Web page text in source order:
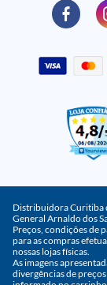
Distribuidora Curitiba
General Arnaldo dos
Preços, condições de
para as compras
nossas lojas físicas.
As imagens
divergências de